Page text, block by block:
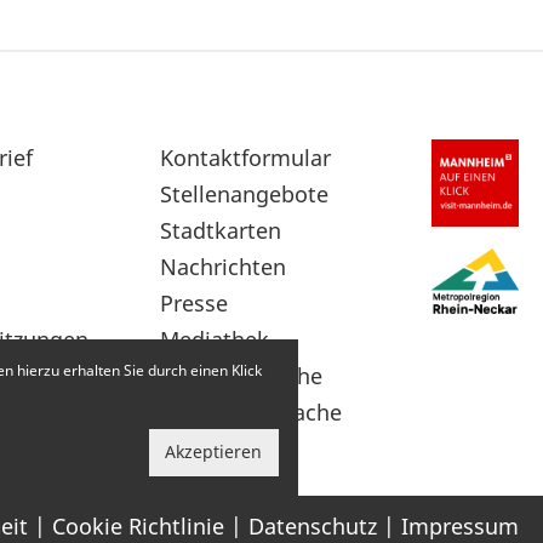
Sekundärnavigation
im
Fußbereich
Kontaktformular
Stellenangebote
Stadtkarten
Nachrichten
Presse
Mediathek
Leichte Sprache
Gebärdensprache
Cookie Richtlinie Datenschutz Impressum
hierzu erhalten Sie durch einen Klick
Akzeptieren